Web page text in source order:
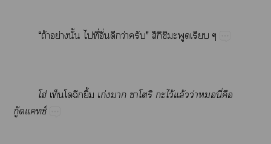
“​ถ้​ย่​ั้​​ี่​ื่​​ว่​”​ึิ​​
โฮ่​​​ิ้ ​ก่​​​​​​ไว้​ล้​ว่​​ี่​​
ู้ช์